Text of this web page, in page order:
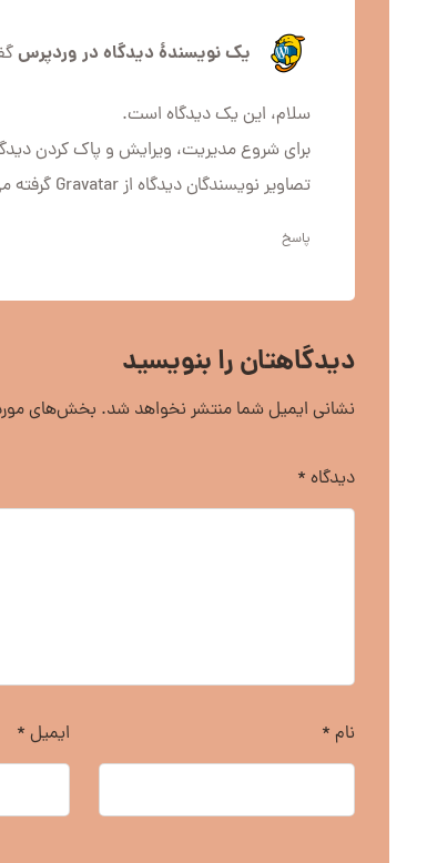
یک نویسندهٔ دیدگاه در وردپرس
سلام، این یک دیدگاه است.
برای شروع مدیریت، ویرایش و پاک کردن
تصاویر نویسندگان دیدگاه ازGravatar گرفته
پاسخ
دیدگاهتان را بنویسید
نشانی ایمیل شما منتشر نخواهد شد. بخش‌های
دیدگاه *
نام * ایمیل *